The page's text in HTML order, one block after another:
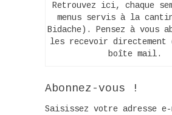
Retrouvez ici, chaque
menus servis à la
Bidache). Pensez à vous
les recevoir directement
boîte mail.
Abonnez-vous !
Saisissez votre adresse